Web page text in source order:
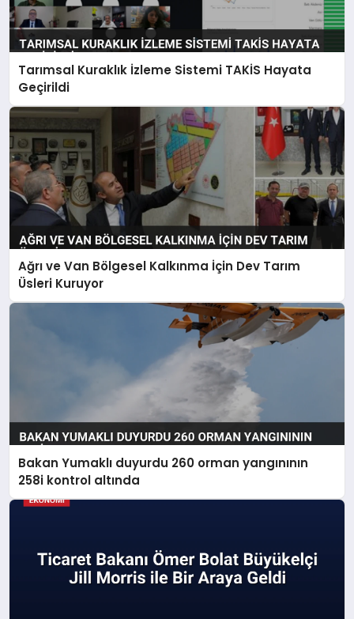
Tarımsal Kuraklık İzleme Sistemi TAKİS Hayata
Geçirildi
Ağrı ve Van Bölgesel Kalkınma İçin Dev Tarım
Üsleri Kuruyor
Bakan Yumaklı duyurdu 260 orman yangınının
258i kontrol altında